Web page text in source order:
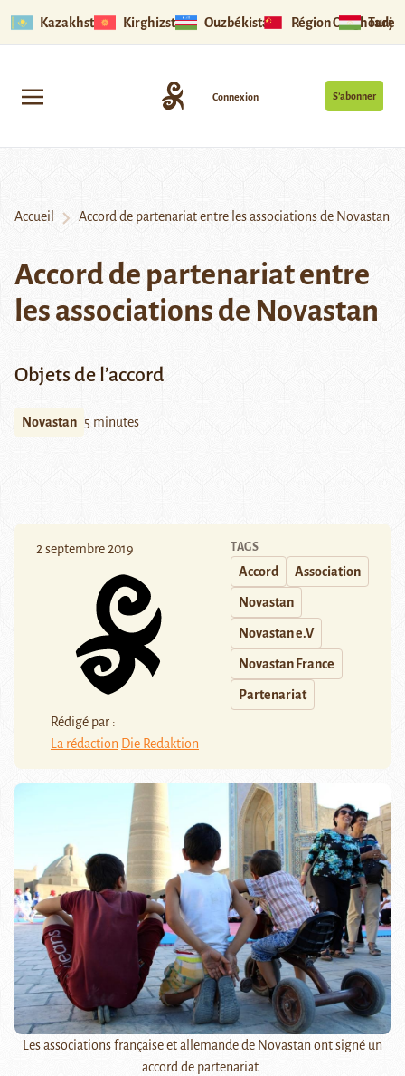
Kazakhstan Kirghizstan Ouzbékistan Région Ouïghoure
S’abonner
Connexion
Accueil Accord de partenariat entre les associations de Novastan
Accord de partenariat entre
les associations de Novastan
Objets de l’accord
Novastan 5 minutes
2 septembre 2019
Rédigé par :
La rédaction Die Redaktion
TAGS
Accord Association
Novastan
Novastan e.V
Novastan France
Partenariat
Les associations française et allemande de Novastan ont signé un
accord de partenariat.